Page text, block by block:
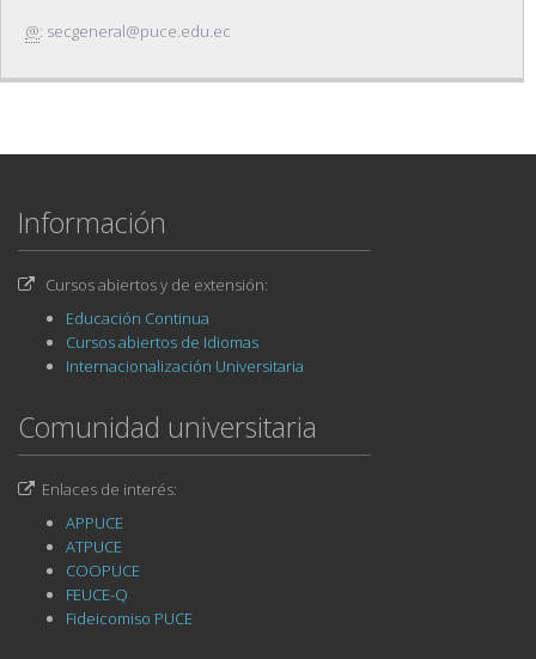
@: secgeneral@puce.edu.ec
Información
Cursos abiertos y de extensión:
Educación Continua
Cursos abiertos de Idiomas
Internacionalización Universitaria
Comunidad universitaria
Enlaces de interés:
APPUCE
ATPUCE
COOPUCE
FEUCE-Q
Fideicomiso PUCE